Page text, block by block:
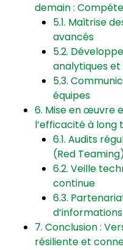
demain :
5.1. Maîtrise
avancés
5.2.
analytiques
5.3.
équipes
6. Mise en œuvre
l’efficacité à long
6.1. Audits
(Red
6.2. Veille
continue
6.3.
d’informations
7. Conclusion :
résiliente et